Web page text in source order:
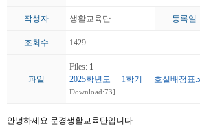
작성자 생활교육단 등록일
조회수 1429
파일
Files: 1
2025학년도 1학기 호실배정표
Download:73]
안녕하세요 문경생활교육단입니다.